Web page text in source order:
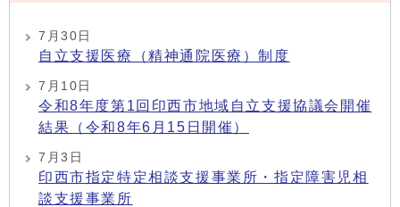
7月30日
自立支援医療（精神通院医療）制度
7月10日
令和8年度第1回印西市地域自立支援協議会開催
結果（令和8年6月15日開催）
7月3日
印西市指定特定相談支援事業所・指定障害児相
談支援事業所